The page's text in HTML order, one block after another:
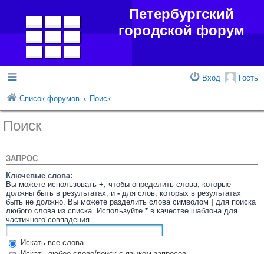
Петербургский
городской форум
Гость
Вход
Список форумов Поиск
Поиск
ЗАПРОС
Ключевые слова:
Вы можете использовать + , чтобы определить слова, которые
должны быть в результатах, и - для слов, которых в результатах
быть не должно. Вы можете разделить слова символом | для поиска
любого слова из списка. Используйте * в качестве шаблона для
частичного совпадения.
Искать все слова